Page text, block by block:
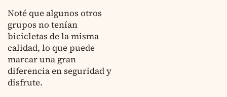
Noté que algunos otros
grupos no tenían
bicicletas de la misma
calidad, lo que puede
marcar una gran
diferencia en seguridad y
disfrute.